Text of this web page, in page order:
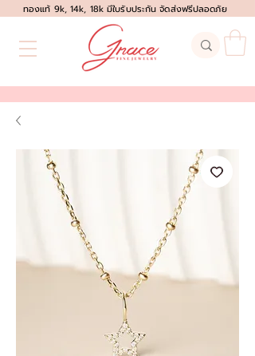
ทองแท้ 9k, 14k, 18k มีใบรับประกัน จัดส่งฟรีปลอดภัย